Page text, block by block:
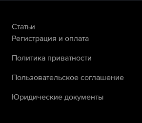
Статьи
Регистрация и оплата
Политика приватности
Пользовательское соглашение
Юридические документы